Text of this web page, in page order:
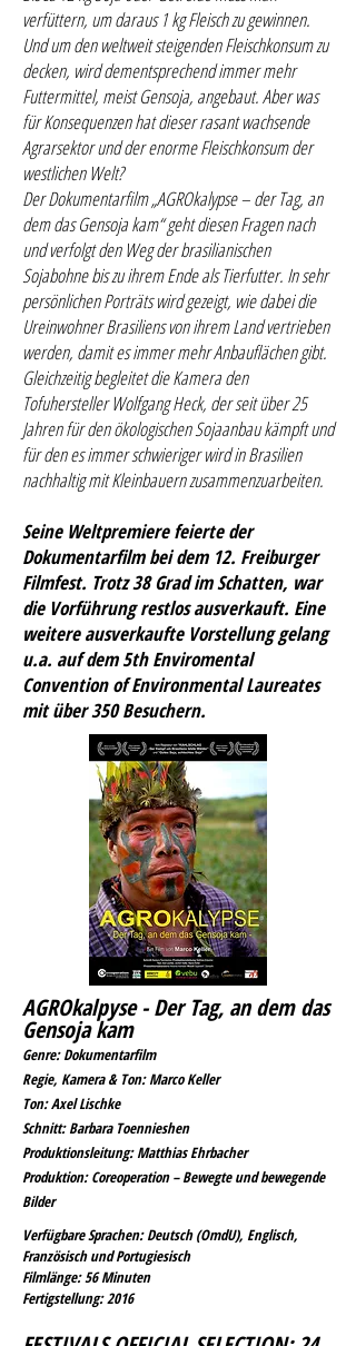
verfüttern, um daraus 1 kg Fleisch zu gewinnen.
Und um den weltweit steigenden Fleischkonsum zu
decken, wird dementsprechend immer mehr
Futtermittel, meist Gensoja, angebaut. Aber was
für Konsequenzen hat dieser rasant wachsende
Agrarsektor und der enorme Fleischkonsum der
westlichen Welt?
Der Dokumentarfilm „AGROkalypse – der Tag, an
dem das Gensoja kam“ geht diesen Fragen nach
und verfolgt den Weg der brasilianischen
Sojabohne bis zu ihrem Ende als Tierfutter. In sehr
persönlichen Porträts wird gezeigt, wie dabei die
Ureinwohner Brasiliens von ihrem Land vertrieben
werden, damit es immer mehr Anbauflächen gibt.
Gleichzeitig begleitet die Kamera den
Tofuhersteller Wolfgang Heck, der seit über 25
Jahren für den ökologischen Sojaanbau kämpft und
für den es immer schwieriger wird in Brasilien
nachhaltig mit Kleinbauern zusammenzuarbeiten.
Seine Weltpremiere feierte der
Dokumentarfilm bei dem 12. Freiburger
Filmfest. Trotz 38 Grad im Schatten, war
die Vorführung restlos ausverkauft. Eine
weitere ausverkaufte Vorstellung gelang
u.a. auf dem 5th Enviromental
Convention of Environmental Laureates
mit über 350 Besuchern.
AGROkalpyse - Der Tag, an dem das
Gensoja kam
Genre: Dokumentarfilm
Regie, Kamera & Ton: Marco Keller
Ton: Axel Lischke
Schnitt: Barbara Toennieshen
Produktionsleitung: Matthias Ehrbacher
Produktion: Coreoperation – Bewegte und bewegende
Bilder
Verfügbare Sprachen: Deutsch (OmdU), Englisch,
Französisch und Portugiesisch
Filmlänge: 56 Minuten
Fertigstellung: 2016